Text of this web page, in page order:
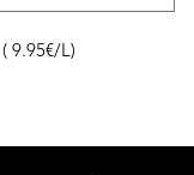
9.95€/L)